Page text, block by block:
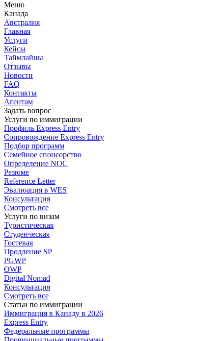
Меню
Канада
Австралия
Главная
Услуги
Кейсы
Таймлайны
Отзывы
Новости
FAQ
Контакты
Агентам
Задать вопрос
Услуги по иммиграции
Профиль Express Entry
Сопровождение Express Entry
Подбор программ
Семейное спонсорство
Определение NOC
Резюме
Reference Letter
Эвалюация в WES
Консультация
Смотреть все
Услуги по визам
Туристическая
Студенческая
Гостевая
Продление SP
PGWP
OWP
Digital Nomad
Консультация
Смотреть все
Статьи по иммиграции
Иммиграция в Канаду в 2026
Express Entry
Федеральные программы